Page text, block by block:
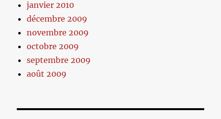
janvier 2010
décembre 2009
novembre 2009
octobre 2009
septembre 2009
août 2009